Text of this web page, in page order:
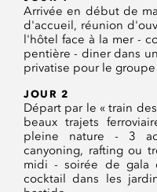
Arrivée en début de
d'accueil, réunion
l'hôtel face à la mer -
pentière - diner dans
privatise pour le groupe
JOUR 2
Départ par le « train
beaux trajets
pleine nature - 3
canyoning, rafting ou
midi - soirée de gala
cocktail dans les